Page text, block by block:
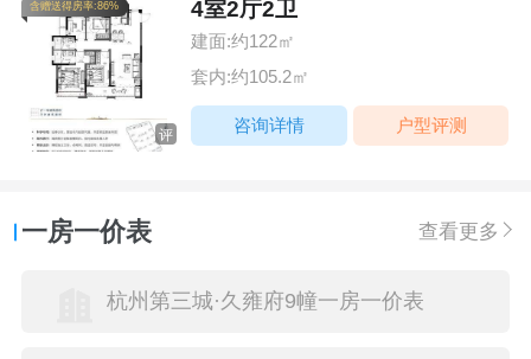
含赠送得房率:86%
评
4室2厅2卫
建面:约122㎡
套内:约105.2㎡
咨询详情 户型评测
一房一价表 查看更多
杭州第三城·久雍府9幢一房一价表